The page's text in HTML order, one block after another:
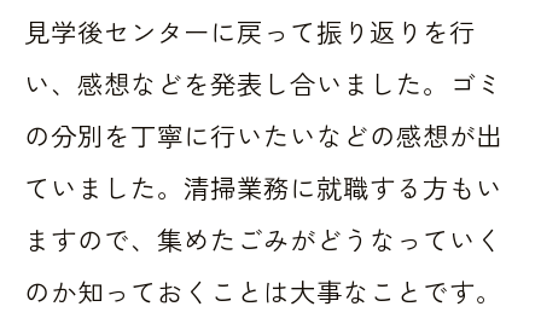
見学後センターに戻って振り返りを行
い、感想などを発表し合いました。ゴミ
の分別を丁寧に行いたいなどの感想が出
ていました。清掃業務に就職する方もい
ますので、集めたごみがどうなっていく
のか知っておくことは大事なことです。